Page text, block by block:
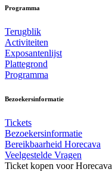
Programma
Terugblik
Activiteiten
Exposantenlijst
Plattegrond
Programma
Bezoekersinformatie
Tickets
Bezoekersinformatie
Bereikbaarheid Horecava
Veelgestelde Vragen
Ticket kopen voor Horecava